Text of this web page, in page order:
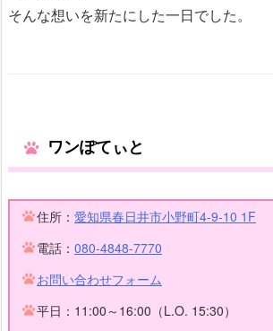
そんな想いを新たにした一日でした。
ワンぽてぃと
住所： 愛知県春日井市小野町4-9-10 1F
電話： 080-4848-7770
お問い合わせフォーム
平日：11:00～16:00（L.O. 15:30）